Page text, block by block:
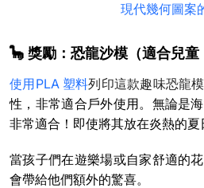
現代幾何圖案
🦕 獎勵：恐龍沙模（適合兒童
使用PLA 塑料列印這款趣味恐龍
性，非常適合戶外使用。無論是
非常適合！即使將其放在炎熱的夏
當孩子們在遊樂場或自家舒適的
會帶給他們額外的驚喜。